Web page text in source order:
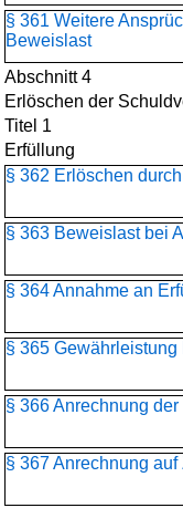
§ 361 Weitere
Beweislast
Abschnitt 4
Erlöschen der
Titel 1
Erfüllung
§ 362 Erlöschen
§ 363 Beweislast bei
§ 364 Annahme an
§ 365
§ 366 Anrechnung
§ 367 Anrechnung